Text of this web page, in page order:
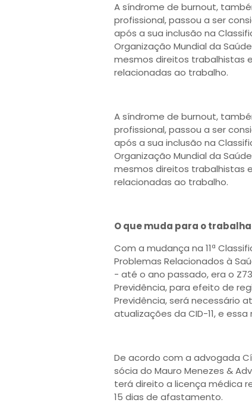
A síndrome de burnout,
profissional, passou a ser
após a sua inclusão na
Organização Mundial da
mesmos direitos trabalhistas
relacionadas ao trabalho.
A síndrome de burnout,
profissional, passou a ser
após a sua inclusão na
Organização Mundial da
mesmos direitos trabalhistas
relacionadas ao trabalho.
O que muda para o
Com a mudança na 11ª
Problemas Relacionados à
- até o ano passado, era o
Previdência, para efeito de
Previdência, será necessário
atualizações da CID-11, e
De acordo com a advogada
sócia do Mauro Menezes &
terá direito a licença médica
15 dias de afastamento.